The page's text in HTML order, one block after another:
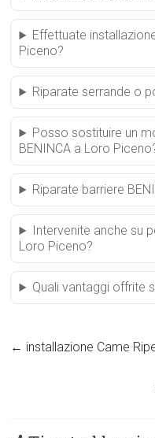
Effettuate
Piceno?
Riparate serrande o
Posso sostituire un
BENINCA a Loro
Riparate barriere
Intervenite anche su
Loro Piceno?
Quali vantaggi offrite
← installazione Came